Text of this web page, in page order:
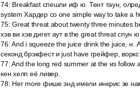
74: Breakfast спешли иф ю. Тент таун,
system Хардер со one simple way to take a
75:Great threat about twenty three minutes
хэв ви хэв дигет аут в the great threat спун
76:And i squeeze the juice drink the juice, н.
секонд брэкфест и just have грейфер,
77:And the long red summer at the из
кен хелп её ливер.
78: Her more фише энд имели инкрис зе